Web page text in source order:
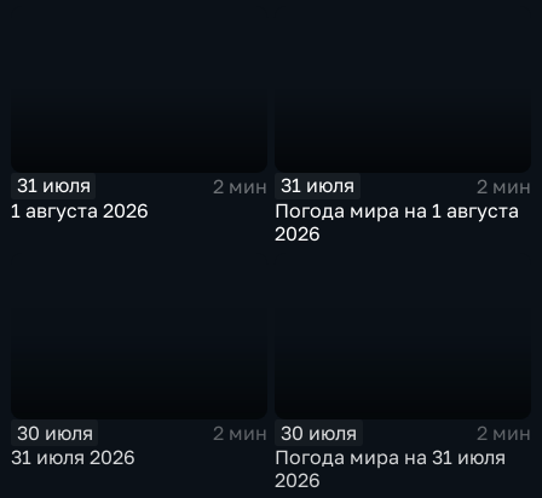
31 июля
2 мин
1 августа 2026
31 июля
2 мин
Погода мира на 1 августа
2026
30 июля
2 мин
31 июля 2026
30 июля
2 мин
Погода мира на 31 июля
2026